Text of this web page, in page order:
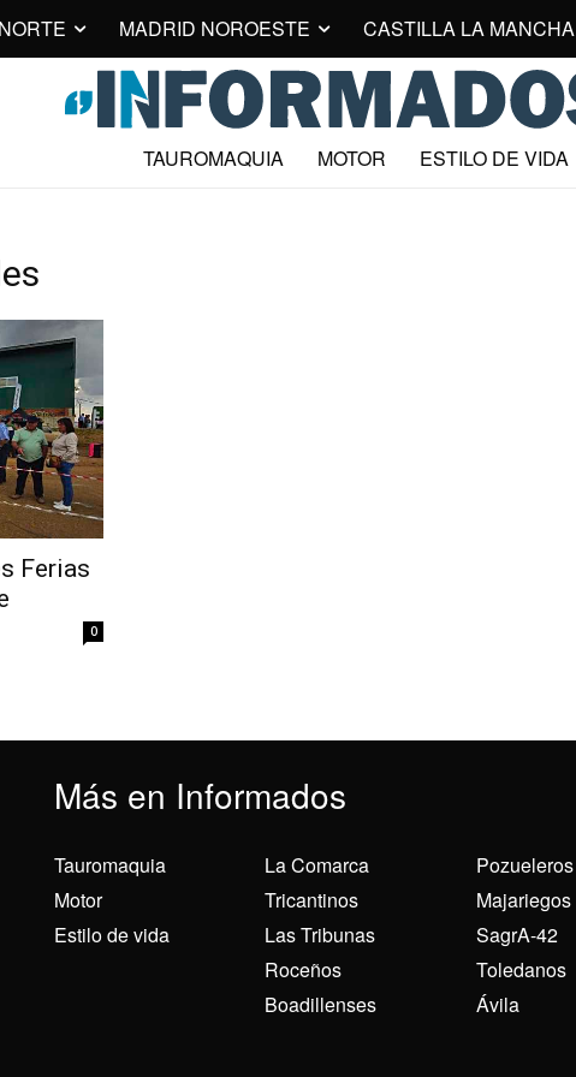
MADRID NOROESTE CASTILLA LA MANCHA
TAUROMAQUIA MOTOR ESTILO DE VIDA
Ferias
0
Más en Informados
Tauromaquia
Motor
Estilo de vida
La Comarca
Tricantinos
Las Tribunas
Roceños
Boadillenses
Pozueleros
Majariegos
SagrA-42
Toledanos
Ávila